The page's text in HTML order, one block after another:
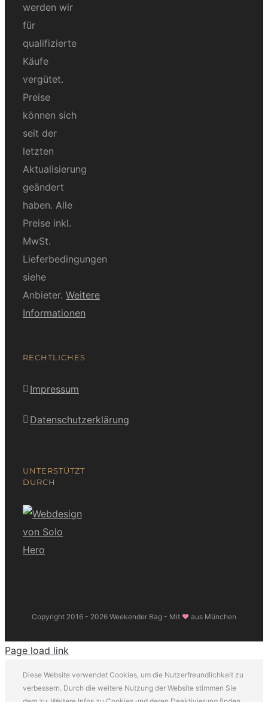
werden wir
für
qualifizierte
Käufe
vergütet.
Preise
können sich
seit der
letzten
Aktualisierung
geändert
haben. Alle
Preise inkl.
MwSt.
Lieferbedingungen
siehe
Anbieter. Weitere
Informationen
RECHTLICHES
Impressum
Datenschutzerklärung
UNTERSTÜTZT
DURCH
Copyright 2016 - 2026 Weekender Bag - Mit ❤ aus München
Page load link
Diese Website verwendet Cookies, um die Nutzerfreundlichkeit zu
verbessern. Durch die weitere Nutzung der Website stimmen Sie